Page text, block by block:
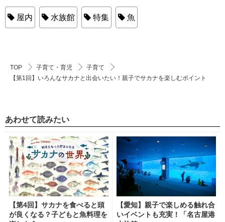
屋内 水族館 特集 魚
TOP 子育て・育児
子育て
【第1回】いろんなサカナと出会いたい！親子でサカナを楽しむポイント
あわせて読みたい
【第4回】サカナを食べると頭
が良くなる？子どもと魚料理を
【愛知】親子で楽しめる触れ合
いイベントも充実！「名古屋港